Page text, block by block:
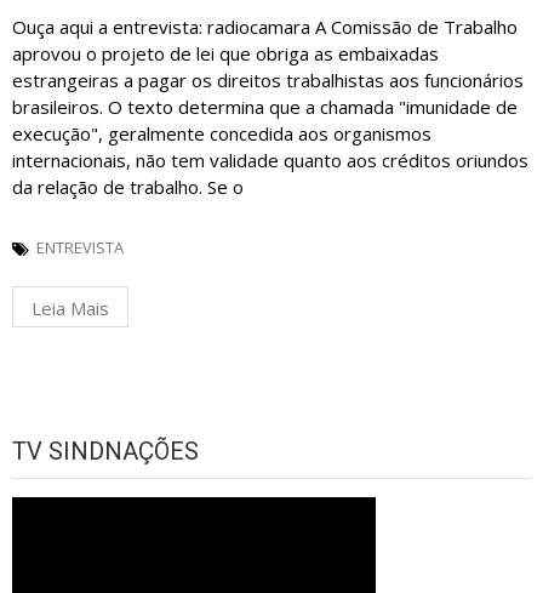
Ouça aqui a entrevista: radiocamara A Comissão de Trabalho
aprovou o projeto de lei que obriga as embaixadas
estrangeiras a pagar os direitos trabalhistas aos funcionários
brasileiros. O texto determina que a chamada "imunidade de
execução", geralmente concedida aos organismos
internacionais, não tem validade quanto aos créditos oriundos
da relação de trabalho. Se o
ENTREVISTA
Leia Mais
TV SINDNAÇÕES